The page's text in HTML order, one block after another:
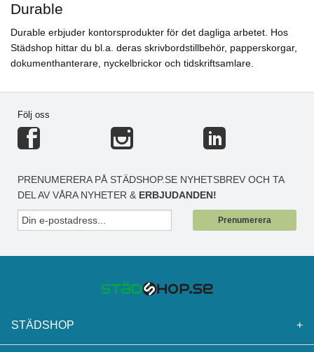
Durable
Durable erbjuder kontorsprodukter för det dagliga arbetet. Hos
Städshop hittar du bl.a. deras skrivbordstillbehör, papperskorgar,
dokumenthanterare, nyckelbrickor och tidskriftsamlare.
Följ oss
PRENUMERERA PÅ STÄDSHOP.SE NYHETSBREV OCH TA
DEL AV VÅRA NYHETER & ERBJUDANDEN!
Prenumerera
STÄDSHOP +